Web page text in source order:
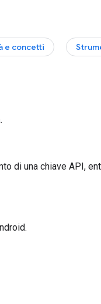
e concetti
di una chiave API,